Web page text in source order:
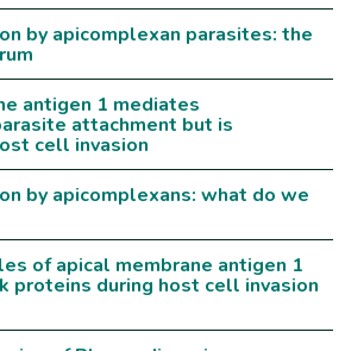
by apicomplexan parasites: the
antigen 1 mediates
attachment but is
cell invasion
by apicomplexans: what do we
of apical membrane antigen 1
proteins during host cell invasion